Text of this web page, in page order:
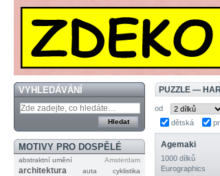
VYHLEDÁVÁNÍ
MOTIVY PRO DOSPĚLÉ
abstraktní umění Amsterdam
architektura auta
cyklistika
PUZZLE —
od
dětská
Agemaki
1000 dílků
Eurographics